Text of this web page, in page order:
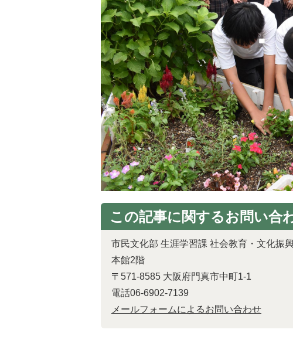
この記事に関するお問い合
市民文化部 生涯学習課 社会教育・文化振
本館2階
〒571-8585 大阪府門真市中町1-1
電話06-6902-7139
メールフォームによるお問い合わせ